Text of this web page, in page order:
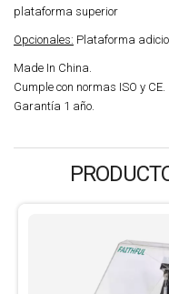
plataforma superior
Opcionales: Plataforma
Made In China.
Cumple con normas ISO y CE.
Garantía 1 año.